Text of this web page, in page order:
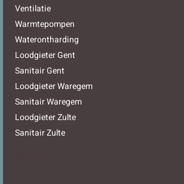
Ventilatie
Warmtepompen
Waterontharding
Loodgieter Gent
Sanitair Gent
Loodgieter Waregem
Sanitair Waregem
Loodgieter Zulte
Sanitair Zulte